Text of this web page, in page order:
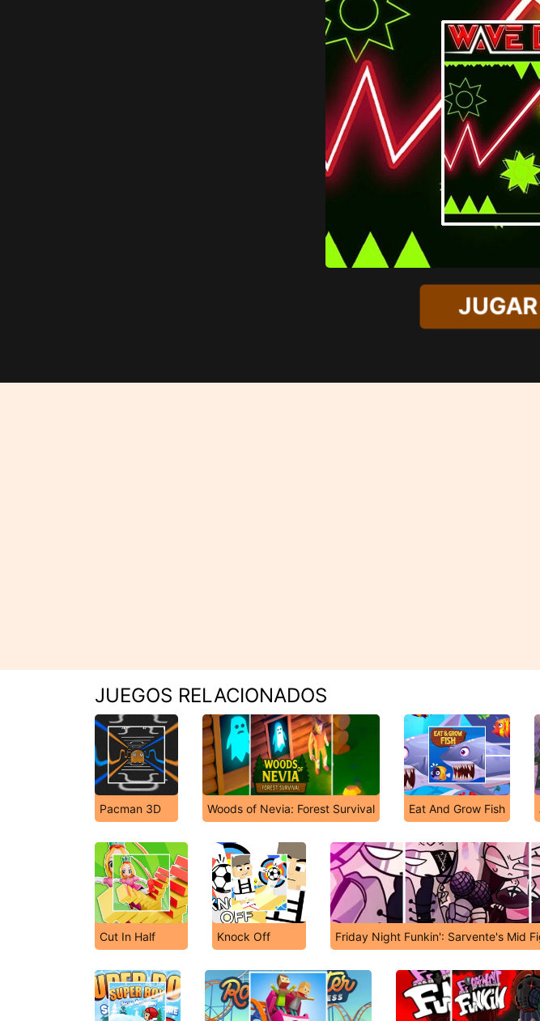
JUEGOS RELACIONADOS
Pacman 3D Woods of Nevia: Forest Survival Eat And Grow Fish
Cut In Half Knock Off Friday Night Funkin': Sarvente's Mid